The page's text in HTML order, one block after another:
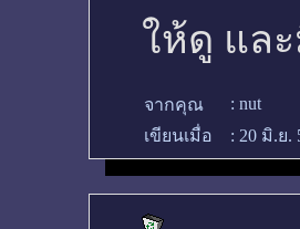
ให้ดู แล
จากคุณ : nut
เขียนเมื่อ
: 20 มิ.ย.